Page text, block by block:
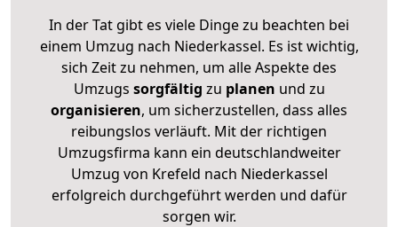
In der Tat gibt es viele Dinge zu beachten bei
einem Umzug nach Niederkassel. Es ist wichtig,
sich Zeit zu nehmen, um alle Aspekte des
Umzugs sorgfältig zu planen und zu
organisieren, um sicherzustellen, dass alles
reibungslos verläuft. Mit der richtigen
Umzugsfirma kann ein deutschlandweiter
Umzug von Krefeld nach Niederkassel
erfolgreich durchgeführt werden und dafür
sorgen wir.